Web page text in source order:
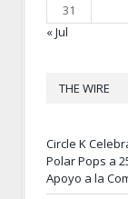
31
« Jul
THE WIRE
Circle K
Polar Pops a
Apoyo a la